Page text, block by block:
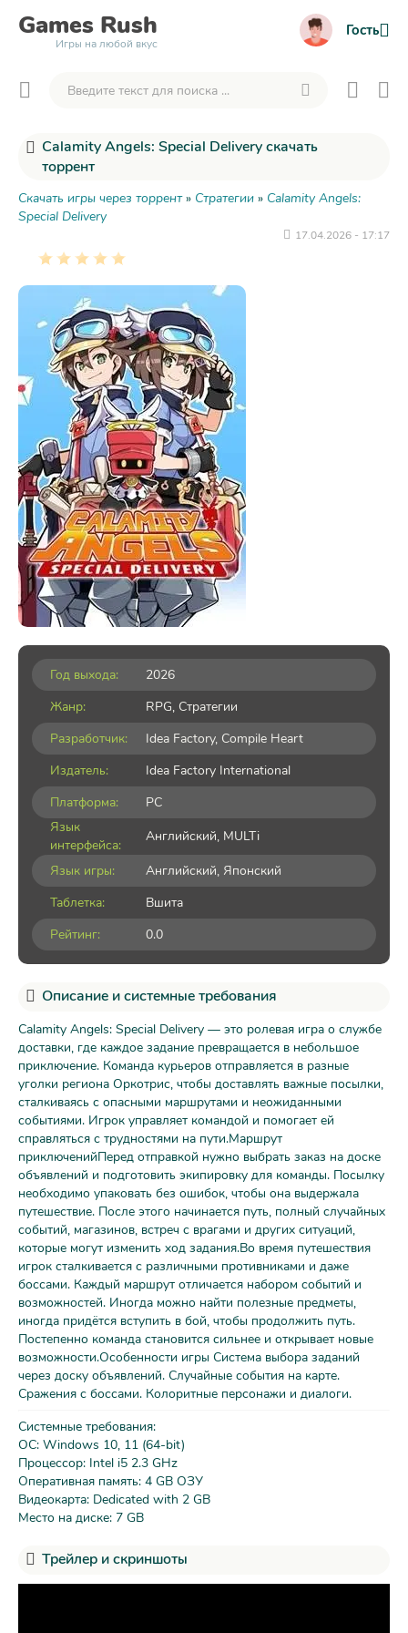
Games Rush
Игры на любой вкус
Гость
Calamity Angels: Special Delivery скачать
торрент
Скачать игры через торрент» Стратегии » Calamity Angels:
Special Delivery
17.04.2026 - 17:17
Год выхода:
2026
Жанр:
RPG, Стратегии
Разработчик:
Idea Factory, Compile Heart
Издатель:
Idea Factory International
Платформа:
PC
Язык
интерфейса:
Английский, MULTi
Язык игры:
Английский, Японский
Таблетка:
Вшита
Рейтинг:
0.0
Описание и системные требования
Calamity Angels: Special Delivery — это ролевая игра о службе
доставки, где каждое задание превращается в небольшое
приключение. Команда курьеров отправляется в разные
уголки региона Оркотрис, чтобы доставлять важные посылки,
сталкиваясь с опасными маршрутами и неожиданными
событиями. Игрок управляет командой и помогает ей
справляться с трудностями на пути.Маршрут
приключенийПеред отправкой нужно выбрать заказ на доске
объявлений и подготовить экипировку для команды. Посылку
необходимо упаковать без ошибок, чтобы она выдержала
путешествие. После этого начинается путь, полный случайных
событий, магазинов, встреч с врагами и других ситуаций,
которые могут изменить ход задания.Во время путешествия
игрок сталкивается с различными противниками и даже
боссами. Каждый маршрут отличается набором событий и
возможностей. Иногда можно найти полезные предметы,
иногда придётся вступить в бой, чтобы продолжить путь.
Постепенно команда становится сильнее и открывает новые
возможности.Особенности игры Система выбора заданий
через доску объявлений. Случайные события на карте.
Сражения с боссами. Колоритные персонажи и диалоги.
Системные требования:
ОС: Windows 10, 11 (64-bit)
Процессор: Intel i5 2.3 GHz
Оперативная память: 4 GB ОЗУ
Видеокарта: Dedicated with 2 GB
Место на диске: 7 GB
Трейлер и скриншоты